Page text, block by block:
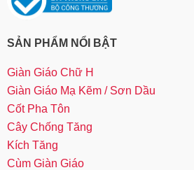
SẢN PHẨM NỔI BẬT
Giàn Giáo Chữ H
Giàn Giáo Mạ Kẽm / Sơn Dầu
Cốt Pha Tôn
Cây Chống Tăng
Kích Tăng
Cùm Giàn Giáo